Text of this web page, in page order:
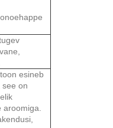
esineb
see on